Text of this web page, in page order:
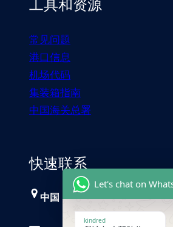
工具和资源
常见问题
港口信息
机场代码
集装箱指南
中国海关总署
快速联系
中国，广州
Let's chat on
kindred